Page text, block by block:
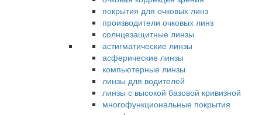
покрытия для очковых линз
производители очковых линз
солнцезащитные линзы
астигматические линзы
асферические линзы
компьютерные линзы
линзы для водителей
линзы с высокой базовой кривизной
многофункциональные покрытия